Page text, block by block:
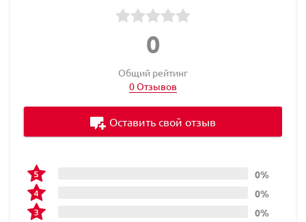
0
Общий рейтинг
0 Отзывов
0%
0%
0%
Оставить свой отзыв